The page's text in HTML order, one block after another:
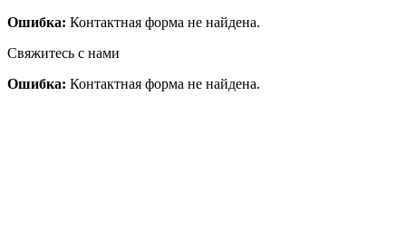
Ошибка: Контактная форма не найдена.
Свяжитесь с нами
Ошибка: Контактная форма не найдена.